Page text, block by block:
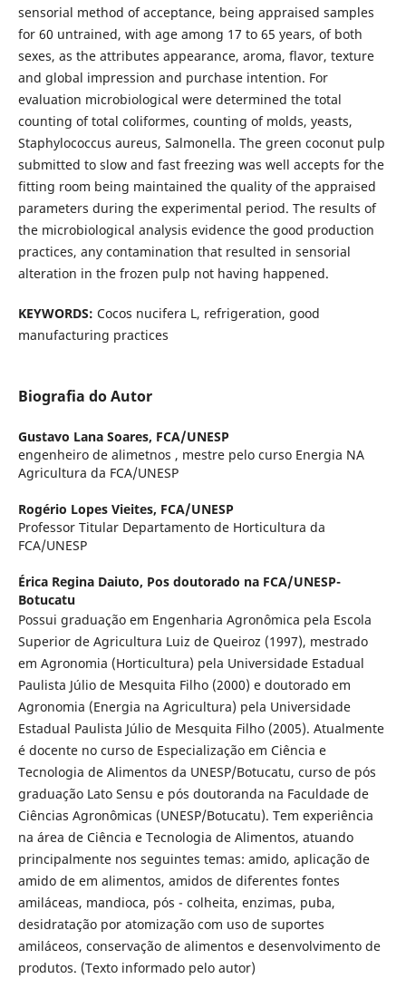
sensorial method of acceptance, being appraised samples
for 60 untrained, with age among 17 to 65 years, of both
sexes, as the attributes appearance, aroma, flavor, texture
and global impression and purchase intention. For
evaluation microbiological were determined the total
counting of total coliformes, counting of molds, yeasts,
Staphylococcus aureus, Salmonella. The green coconut pulp
submitted to slow and fast freezing was well accepts for the
fitting room being maintained the quality of the appraised
parameters during the experimental period. The results of
the microbiological analysis evidence the good production
practices, any contamination that resulted in sensorial
alteration in the frozen pulp not having happened.
KEYWORDS: Cocos nucifera L, refrigeration, good
manufacturing practices
Biografia do Autor
Gustavo Lana Soares, FCA/UNESP
engenheiro de alimetnos , mestre pelo curso Energia NA
Agricultura da FCA/UNESP
Rogério Lopes Vieites, FCA/UNESP
Professor Titular Departamento de Horticultura da
FCA/UNESP
Érica Regina Daiuto, Pos doutorado na FCA/UNESP-
Botucatu
Possui graduação em Engenharia Agronômica pela Escola
Superior de Agricultura Luiz de Queiroz (1997), mestrado
em Agronomia (Horticultura) pela Universidade Estadual
Paulista Júlio de Mesquita Filho (2000) e doutorado em
Agronomia (Energia na Agricultura) pela Universidade
Estadual Paulista Júlio de Mesquita Filho (2005). Atualmente
é docente no curso de Especialização em Ciência e
Tecnologia de Alimentos da UNESP/Botucatu, curso de pós
graduação Lato Sensu e pós doutoranda na Faculdade de
Ciências Agronômicas (UNESP/Botucatu). Tem experiência
na área de Ciência e Tecnologia de Alimentos, atuando
principalmente nos seguintes temas: amido, aplicação de
amido de em alimentos, amidos de diferentes fontes
amiláceas, mandioca, pós - colheita, enzimas, puba,
desidratação por atomização com uso de suportes
amiláceos, conservação de alimentos e desenvolvimento de
produtos. (Texto informado pelo autor)